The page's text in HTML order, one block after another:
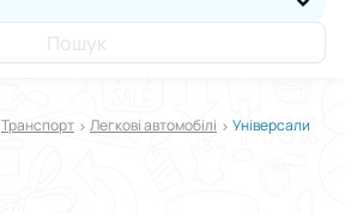
Пошук
Транспорт Легкові автомобілі Універсали